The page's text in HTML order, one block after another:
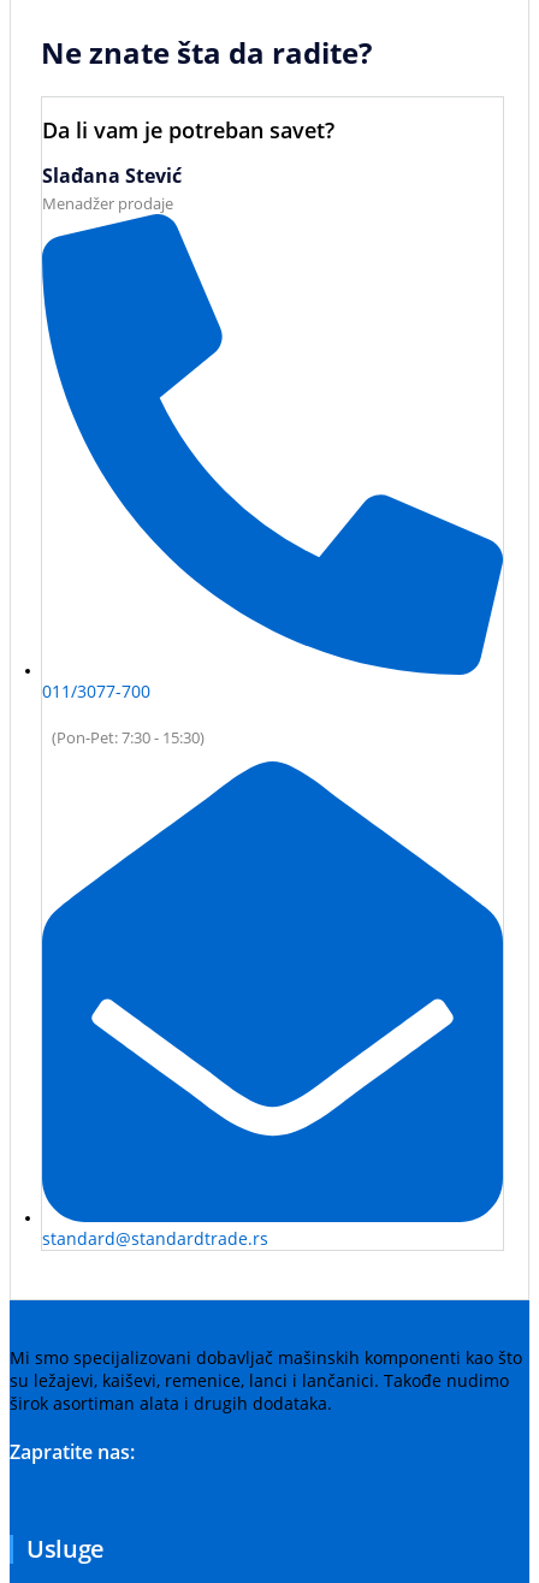
Ne znate šta da radite?
Da li vam je potreban savet?
Slađana Stević
Menadžer prodaje
011/3077-700
(Pon-Pet: 7:30 - 15:30)
standard@standardtrade.rs
Mi smo specijalizovani dobavljač mašinskih komponenti kao što
su ležajevi, kaiševi, remenice, lanci i lančanici. Takođe nudimo
širok asortiman alata i drugih dodataka.
Zapratite nas:
Usluge